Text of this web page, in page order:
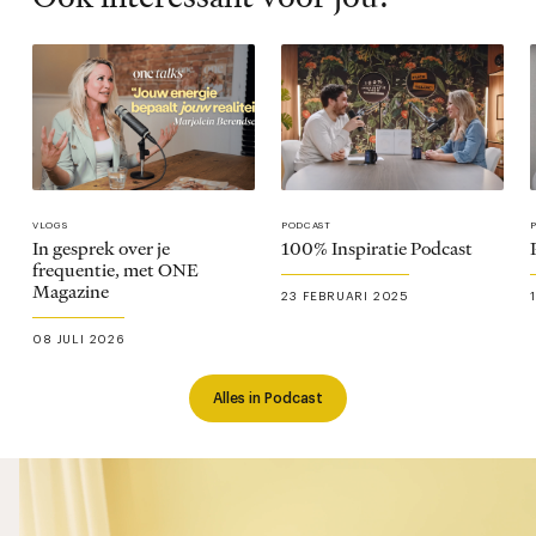
Alles in Podcast
VLOGS
In gesprek over je
frequentie, met ONE
Magazine
08 JULI 2026
PODCAST
100% Inspiratie Podcast
23 FEBRUARI 2025